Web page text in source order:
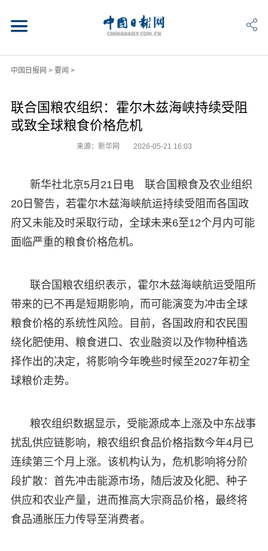
中国日报网 > 要闻 >
联合国粮农组织：霍尔木兹海峡持续受阻
或致全球粮食价格危机
来源：新华网 2026-05-21 16:03
新华社北京5月21日电 联合国粮食及农业组织
20日警告，若霍尔木兹海峡航运持续受阻而各国政
府又未能及时采取行动，全球未来6至12个月内可能
面临严重的粮食价格危机。
联合国粮农组织表示，霍尔木兹海峡航运受阻所
带来的已不再是短期影响，而可能演变为冲击全球
粮食价格的系统性风险。目前，各国政府和农民围
绕化肥使用、粮食进口、农业融资以及作物种植选
择作出的决定，将影响今年晚些时候至2027年初全
球粮价走势。
粮农组织数据显示，受能源成本上涨及中东战事
扰乱供应链影响，粮农组织食品价格指数今年4月已
连续第三个月上涨。该机构认为，危机影响将分阶
段扩散：首先冲击能源市场，随后波及化肥、种子
供应和农业产量，进而推高大宗商品价格，最终将
食品通胀压力传导至消费者。